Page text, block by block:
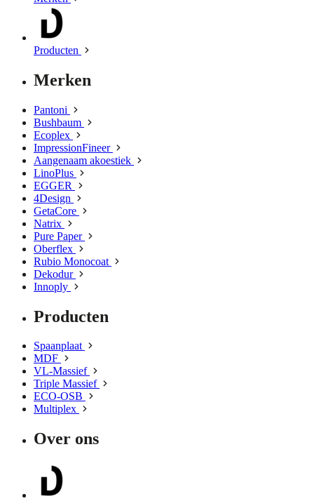
Producten
Merken
Pantoni
Bushbaum
Ecoplex
ImpressionFineer
Aangenaam akoestiek
LinoPlus
EGGER
4Design
GetaCore
Natrix
Pure Paper
Oberflex
Rubio Monocoat
Dekodur
Innoply
Producten
Spaanplaat
MDF
VL-Massief
Triple Massief
ECO-OSB
Multiplex
Over ons